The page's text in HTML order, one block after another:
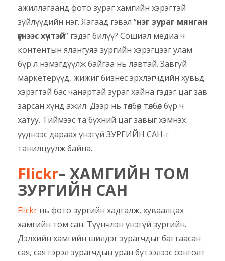
ажиллагаанд фото зураг хамгийн хэрэгтэй
зүйлүүдийн нэг. Яагаад гэвэл “нэг зураг мянган
үгнээс хүчтэй” гэдэг билүү? Сошиал медиа ч
контентын ялангуяа зургийн хэрэгцээг улам
бүр л нэмэгдүүлж байгаа нь лавтай. Завгүй
маркетерүүд, жижиг бизнес эрхлэгчдийн хувьд
хэрэгтэй бас чанартай зураг хайна гэдэг цаг зав
зарсан хүнд ажил. Дээр нь төлбөр төлбөл бүр ч
хатуу. Тиймээс та бүхний цаг завыг хэмнэх
үүднээс дараах үнэгүй ЗУРГИЙН САН-г
танилцуулж байна.
Flickr– ХАМГИЙН ТОМ
ЗУРГИЙН САН
Flickr нь фото зургийн хадгалж, хуваалцах
хамгийн том сан. Түүнчлэн үнэгүй зургийн.
Дэлхийн хамгийн шилдэг зурагчдыг багтаасан
сая, сая гэрэл зурагчдын уран бүтээлээс сонголт